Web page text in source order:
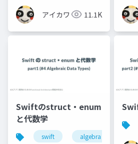
アイカワ 11.1K
Swiftのstruct・enum
と代数学
swift algebra